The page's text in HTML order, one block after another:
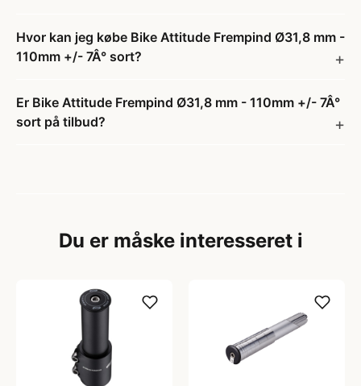
Hvor kan jeg købe Bike Attitude Frempind Ø31,8 mm -
110mm +/- 7Â° sort?
Er Bike Attitude Frempind Ø31,8 mm - 110mm +/- 7Â°
sort på tilbud?
Du er måske interesseret i